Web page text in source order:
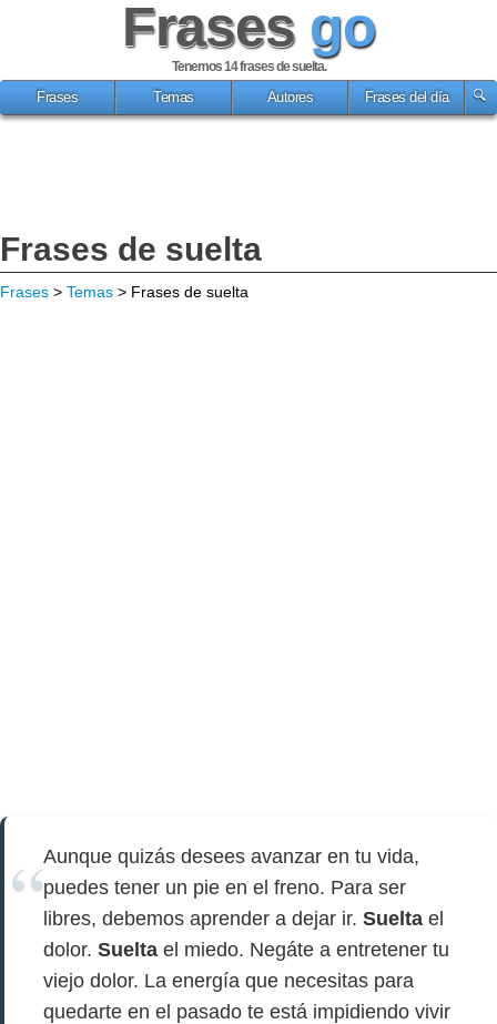
Frases go
Tenemos 14frases de suelta.
Frases
Temas Autores Frases del día
Frases de suelta
Frases > Temas > Frases de suelta
Aunque quizás desees avanzar en tu vida,
puedes tener un pie en el freno. Para ser
libres, debemos aprender a dejar ir. Suelta el
dolor. Suelta el miedo. Negáte a entretener tu
viejo dolor. La energía que necesitas para
quedarte en el pasado te está impidiendo vivir